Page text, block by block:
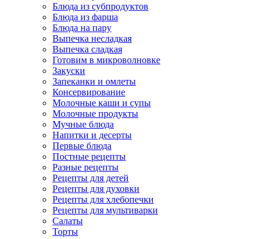
Блюда из субпродуктов
Блюда из фарша
Блюда на пару
Выпечка несладкая
Выпечка сладкая
Готовим в микроволновке
Закуски
Запеканки и омлеты
Консервирование
Молочные каши и супы
Молочные продукты
Мучные блюда
Напитки и десерты
Первые блюда
Постные рецепты
Разные рецепты
Рецепты для детей
Рецепты для духовки
Рецепты для хлебопечки
Рецепты для мультиварки
Салаты
Торты